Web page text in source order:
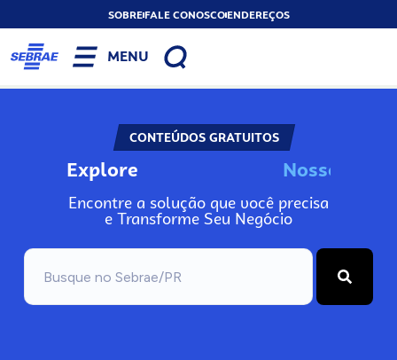
SOBREFALE CONOSCOENDEREÇOS
MENU
CONTEÚDOS GRATUITOS
Explore Nosso
Encontre a solução que você precisa
e Transforme Seu Negócio